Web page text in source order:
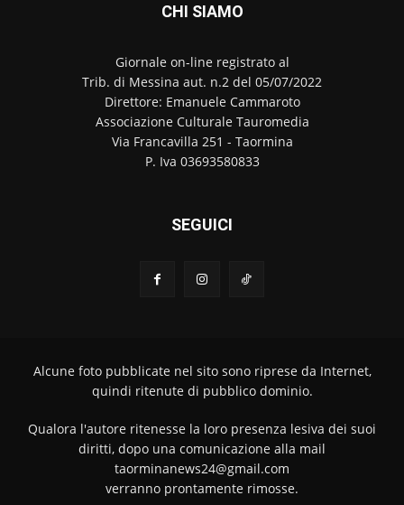
CHI SIAMO
Giornale on-line registrato al
Trib. di Messina aut. n.2 del 05/07/2022
Direttore: Emanuele Cammaroto
Associazione Culturale Tauromedia
Via Francavilla 251 - Taormina
P. Iva 03693580833
SEGUICI
Alcune foto pubblicate nel sito sono riprese da Internet,
quindi ritenute di pubblico dominio.
Qualora l'autore ritenesse la loro presenza lesiva dei suoi
diritti, dopo una comunicazione alla mail
taorminanews24@gmail.com
verranno prontamente rimosse.